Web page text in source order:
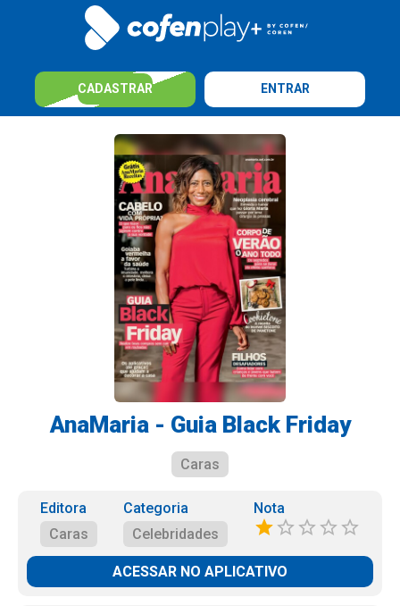
CADASTRAR ENTRAR
AnaMaria - Guia Black Friday
Caras
Editora
Caras
Categoria
Celebridades
Nota
ACESSAR NO APLICATIVO